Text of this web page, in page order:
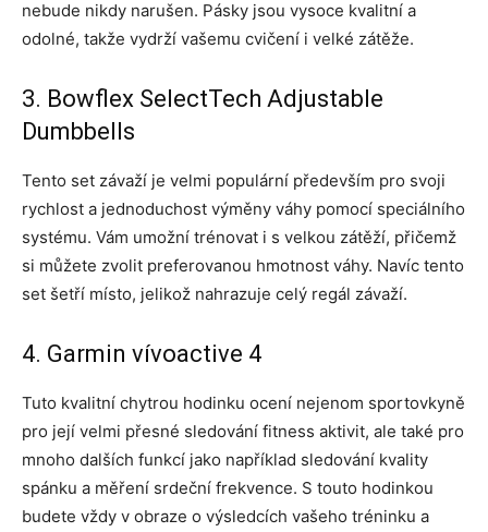
nebude nikdy narušen. Pásky jsou vysoce kvalitní a
odolné, takže vydrží vašemu cvičení i velké zátěže.
3. Bowflex SelectTech Adjustable
Dumbbells
Tento set závaží je velmi populární především pro svoji
rychlost a jednoduchost výměny váhy pomocí speciálního
systému. Vám umožní trénovat i s velkou zátěží, přičemž
si můžete zvolit preferovanou hmotnost váhy. Navíc tento
set šetří místo, jelikož nahrazuje celý regál závaží.
4. Garmin vívoactive 4
Tuto kvalitní chytrou hodinku ocení nejenom sportovkyně
pro její velmi přesné sledování fitness aktivit, ale také pro
mnoho dalších funkcí jako například sledování kvality
spánku a měření srdeční frekvence. S touto hodinkou
budete vždy v obraze o výsledcích vašeho tréninku a